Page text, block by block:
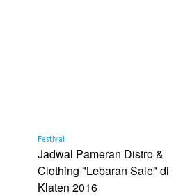
Festival
Jadwal Pameran Distro &
Clothing "Lebaran Sale" di
Klaten 2016